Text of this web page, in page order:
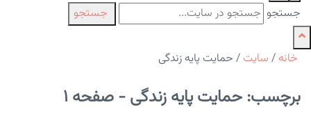
جستجو جستجو
خانه / سایت / حمایت پایه زندگی
برچسب: حمایت پایه زندگی - صفحه 1